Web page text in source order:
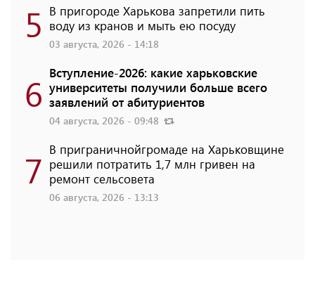
5 В пригороде Харькова запретили пить
воду из кранов и мыть ею посуду
03 августа, 2026 - 14:18
6 Вступление-2026: какие харьковские
университеты получили больше всего
заявлений от абитуриентов
04 августа, 2026 - 09:48
7 В приграничнойгромаде на Харьковщине
решили потратить 1,7 млн ​​гривен на
ремонт сельсовета
06 августа, 2026 - 13:13